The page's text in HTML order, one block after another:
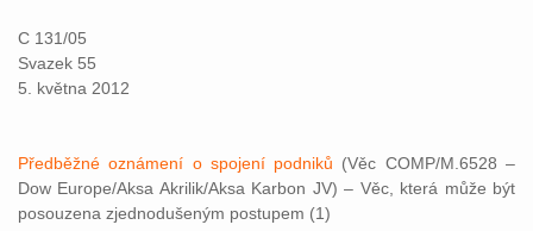
C 131/05
Svazek 55
5. května 2012
Předběžné oznámení o spojení podniků (Věc COMP/M.6528 –
Dow Europe/Aksa Akrilik/Aksa Karbon JV) – Věc, která může být
posouzena zjednodušeným postupem (1)